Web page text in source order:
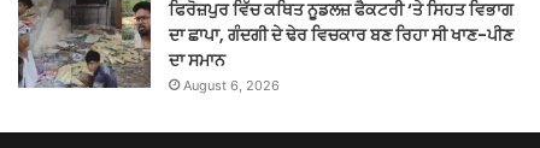
ਫਿਰੋਜ਼ਪੁਰ ਵਿੱਚ ਕਥਿਤ ਨੂਡਲਜ਼ ਫੈਕਟਰੀ ‘ਤੇ ਸਿਹਤ ਵਿਭਾਗ
ਦਾ ਛਾਪਾ, ਗੰਦਗੀ ਦੇ ਢੇਰ ਵਿਚਕਾਰ ਬਣ ਰਿਹਾ ਸੀ ਖਾਣ-ਪੀਣ
ਦਾ ਸਮਾਨ
August 6, 2026